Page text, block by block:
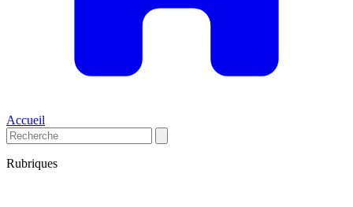
Accueil
Rubriques